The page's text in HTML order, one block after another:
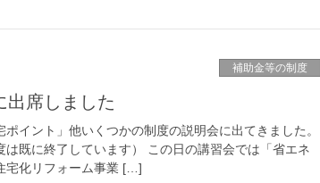
補助金等の制度
出席しました
イント」他いくつかの制度の説明会に出てきました。
は既に終了しています） この日の講習会では「省エネ
宅化リフォーム事業 […]